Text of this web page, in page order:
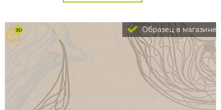
Образец в магазине